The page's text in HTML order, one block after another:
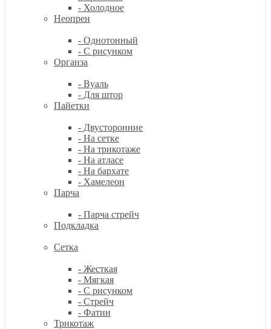
- Холодное
Неопрен
- Однотонный
- С рисунком
Органза
- Вуаль
- Для штор
Пайетки
- Двусторонние
- На сетке
- На трикотаже
- На атласе
- На бархате
- Хамелеон
Парча
- Парча стрейч
Подкладка
Сетка
- Жесткая
- Мягкая
- С рисунком
- Стрейч
- Фатин
Трикотаж